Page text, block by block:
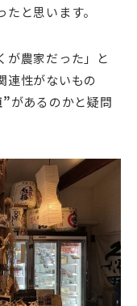
と思います。
が農家だった」と
連性がないもの
があるのかと疑問